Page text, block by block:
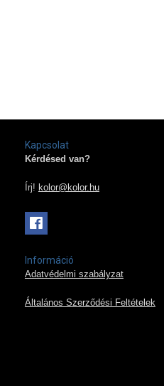
Kapcsolat
Kérdésed van?
Írj! kolor@kolor.hu
Információ
Adatvédelmi szabályzat
Általános Szerződési Feltételek